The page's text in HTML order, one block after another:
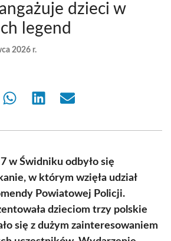
dzieci w
legend
2026 r.
Share Share Share
w Świdniku odbyło się
w którym wzięła udział
Powiatowej Policji.
dzieciom trzy polskie
się z dużym zainteresowaniem